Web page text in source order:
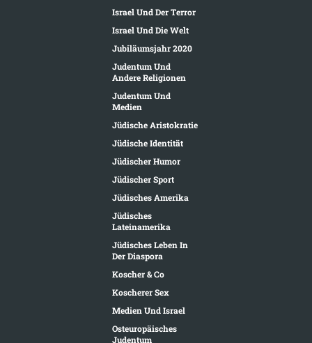
Israel Und Der Terror
Israel Und Die Welt
Jubiläumsjahr 2020
Judentum Und
Andere Religionen
Judentum Und
Medien
Jüdische Aristokratie
Jüdische Identität
Jüdischer Humor
Jüdischer Sport
Jüdisches Amerika
Jüdisches
Lateinamerika
Jüdisches Leben In
Der Diaspora
Koscher & Co
Koscherer Sex
Medien Und Israel
Osteuropäisches
Judentum